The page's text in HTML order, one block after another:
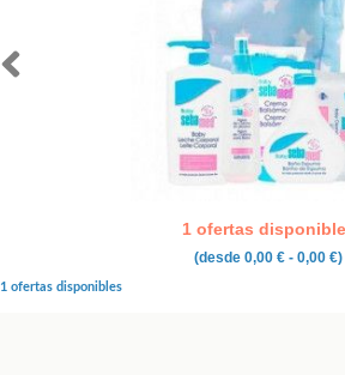
1 ofertas
(desde 0,00 € - 0,00 €)
1 ofertas disponibles